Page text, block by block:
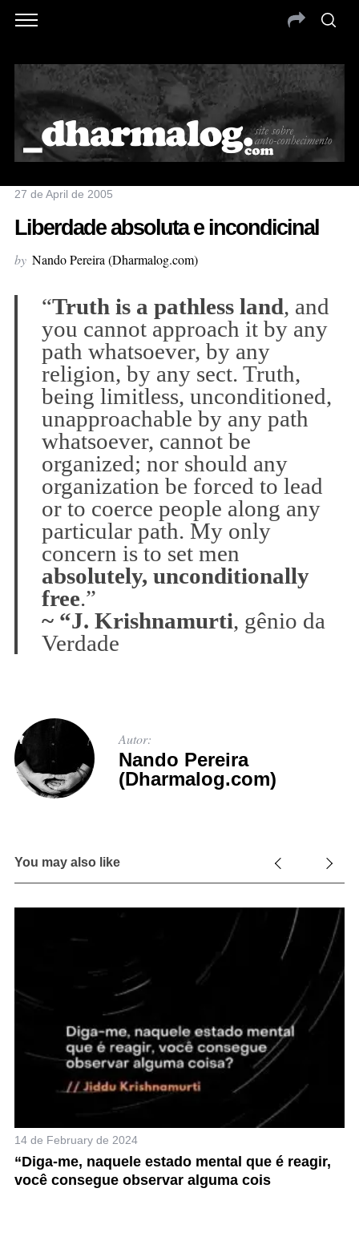
27 de April de 2005
Liberdade absoluta e incondicinal
by Nando Pereira (Dharmalog.com)
“Truth is a pathless land, and
you cannot approach it by any
path whatsoever, by any
religion, by any sect. Truth,
being limitless, unconditioned,
unapproachable by any path
whatsoever, cannot be
organized; nor should any
organization be forced to lead
or to coerce people along any
particular path. My only
concern is to set men
absolutely, unconditionally
free.”
~ “J. Krishnamurti, gênio da
Verdade
Autor:
Nando Pereira
(Dharmalog.com)
You may also like
14 de February de 2024
“Diga-me, naquele estado mental que é reagir,
você consegue observar alguma cois